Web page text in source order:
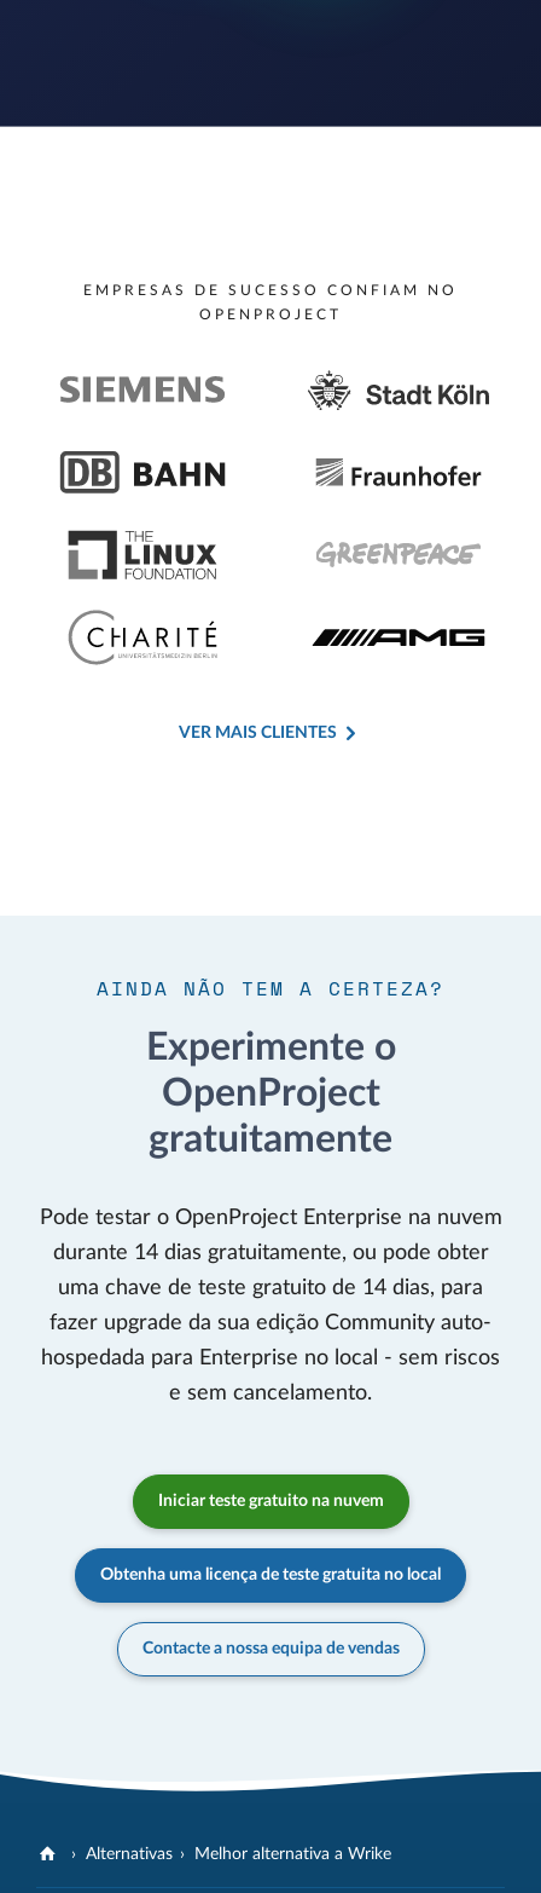
EMPRESAS DE SUCESSO CONFIAM NO
OPENPROJECT
VER MAIS CLIENTES
AINDA NÃO TEM A CERTEZA?
Experimente o
OpenProject
gratuitamente
Pode testar o OpenProject Enterprise na nuvem
durante 14 dias gratuitamente, ou pode obter
uma chave de teste gratuito de 14 dias, para
fazer upgrade da sua edição Community auto-
hospedada para Enterprise no local - sem riscos
e sem cancelamento.
Iniciar teste gratuito na nuvem
Obtenha uma licença de teste gratuita no local
Contacte a nossa equipa de vendas
Alternativas Melhor alternativa a Wrike